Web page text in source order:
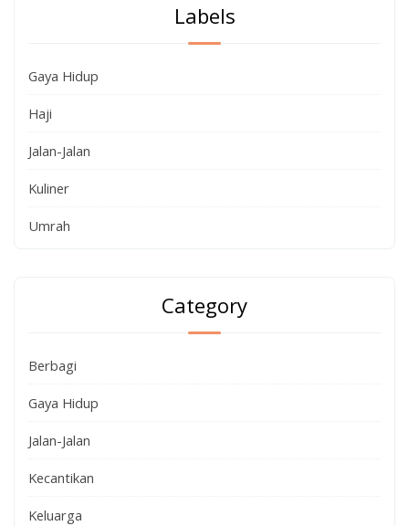
Labels
Gaya Hidup
Haji
Jalan-Jalan
Kuliner
Umrah
Category
Berbagi
Gaya Hidup
Jalan-Jalan
Kecantikan
Keluarga